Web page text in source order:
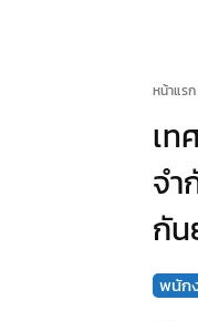
หน้าแรก
เท
จำ
กัน
พนัก